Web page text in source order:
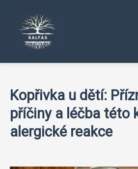
Kopřivka u dětí:
příčiny a léčba této
alergické reakce